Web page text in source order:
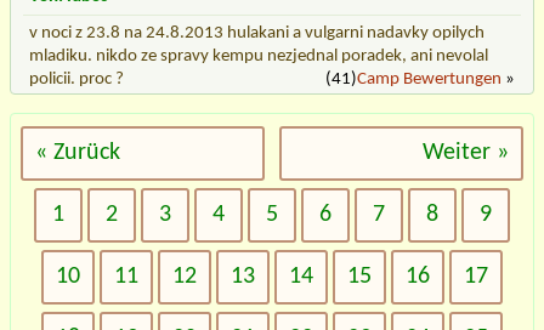
v noci z 23.8 na 24.8.2013 hulakani a vulgarni nadavky opilych
mladiku. nikdo ze spravy kempu nezjednal poradek, ani nevolal
policii. proc ?
(41)Camp Bewertungen »
« Zurück Weiter »
1 2 3 4 5 6 7 8 9
10 11 12 13 14 15 16 17